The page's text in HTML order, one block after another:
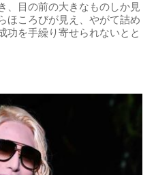
、目の前の大きなものしか見
ほころびが見え、やがて詰め
功を手繰り寄せられないとと